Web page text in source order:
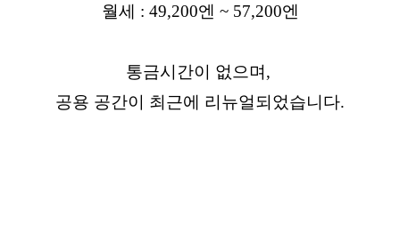
월세 : 49,200엔 ~ 57,200엔
통금시간이 없으며,
공용 공간이 최근에 리뉴얼되었습니다.